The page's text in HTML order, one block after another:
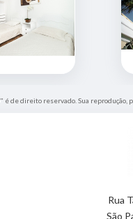
" é de direito reservado. Sua reprodução,
Rua
São